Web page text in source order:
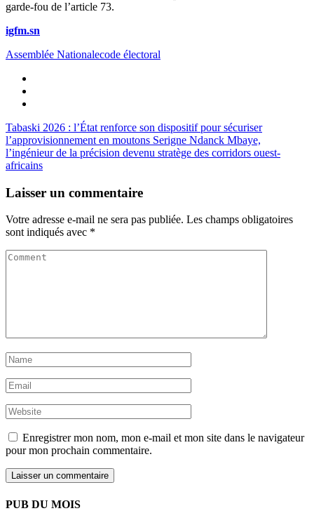
garde-fou de l’article 73.
igfm.sn
Assemblée Nationalecode électoral
Tabaski 2026 : l’État renforce son dispositif pour sécuriser
l’approvisionnement en moutons Serigne Ndanck Mbaye,
l’ingénieur de la précision devenu stratège des corridors ouest-
africains
Laisser un commentaire
Votre adresse e-mail ne sera pas publiée. Les champs obligatoires
sont indiqués avec *
Enregistrer mon nom, mon e-mail et mon site dans le navigateur
pour mon prochain commentaire.
PUB DU MOIS